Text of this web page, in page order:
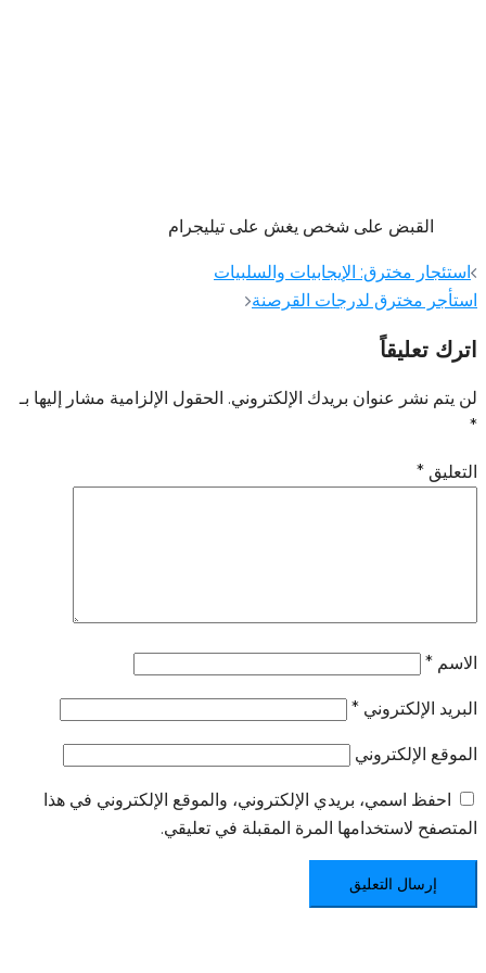
القبض على شخص يغش على تيليجرام
تصفّح
المقالات
استئجار مخترق: الإيجابيات والسلبيات
استأجر مخترق لدرجات القرصنة
اترك تعليقاً
لن يتم نشر عنوان بريدك الإلكتروني. الحقول الإلزامية مشار إليها بـ
*
التعليق *
الاسم *
البريد الإلكتروني *
الموقع الإلكتروني
احفظ اسمي، بريدي الإلكتروني، والموقع الإلكتروني في هذا
المتصفح لاستخدامها المرة المقبلة في تعليقي.